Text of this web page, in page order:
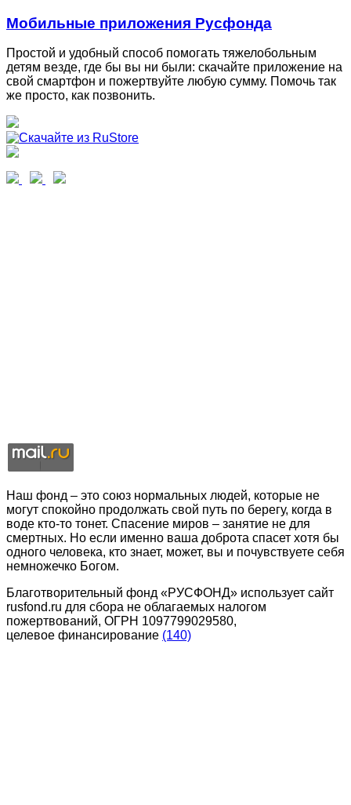
Мобильные приложения Русфонда
Простой и удобный способ помогать тяжелобольным
детям везде, где бы вы ни были: скачайте приложение на
свой смартфон и пожертвуйте любую сумму. Помочь так
же просто, как позвонить.
Наш фонд – это союз нормальных людей, которые не
могут спокойно продолжать свой путь по берегу, когда в
воде кто-то тонет. Спасение миров – занятие не для
смертных. Но если именно ваша доброта спасет хотя бы
одного человека, кто знает, может, вы и почувствуете себя
немножечко Богом.
Благотворительный фонд «РУСФОНД» использует сайт
rusfond.ru для сбора не облагаемых налогом
пожертвований, ОГРН 1097799029580,
целевое финансирование (140)